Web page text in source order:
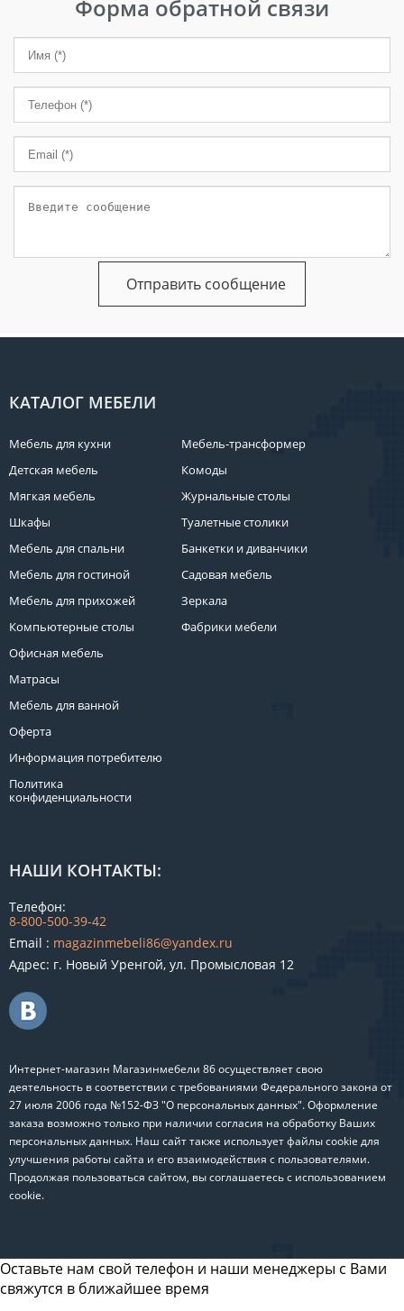
Форма обратной связи
КАТАЛОГ МЕБЕЛИ
Мебель для кухни
Детская мебель
Мягкая мебель
Шкафы
Мебель для спальни
Мебель для гостиной
Мебель для прихожей
Компьютерные столы
Офисная мебель
Матрасы
Мебель для ванной
Оферта
Информация потребителю
Политика
конфиденциальности
Мебель-трансформер
Комоды
Журнальные столы
Туалетные столики
Банкетки и диванчики
Садовая мебель
Зеркала
Фабрики мебели
НАШИ КОНТАКТЫ:
Телефон:
8-800-500-39-42
Email : magazinmebeli86@yandex.ru
Адрес: г. Новый Уренгой, ул. Промысловая 12
Интернет-магазин Магазинмебели 86 осуществляет свою
деятельность в соответствии с требованиями Федерального закона от
27 июля 2006 года №152-ФЗ "О персональных данных". Оформление
заказа возможно только при наличии согласия на обработку Ваших
персональных данных. Наш сайт также использует файлы cookie для
улучшения работы сайта и его взаимодействия с пользователями.
Продолжая пользоваться сайтом, вы соглашаетесь с использованием
cookie.
Оставьте нам свой телефон и наши менеджеры с Вами
свяжутся в ближайшее время